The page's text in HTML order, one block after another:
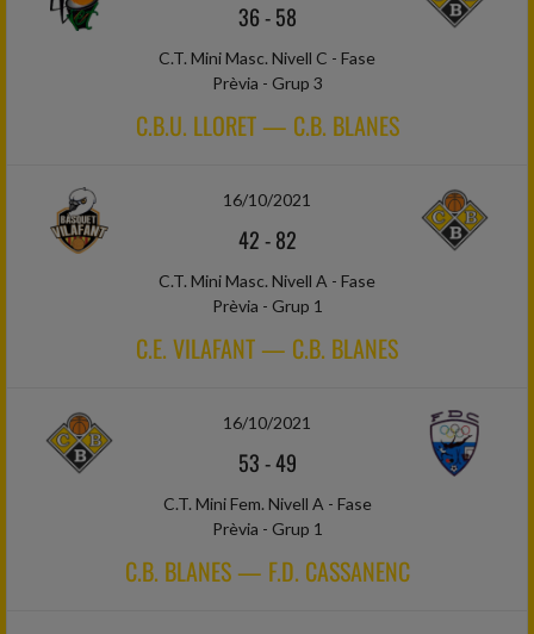
36-58
C.T. Mini Masc. Nivell C - Fase
Prèvia - Grup 3
C.B.U. LLORET — C.B. BLANES
16/10/2021
42-82
C.T. Mini Masc. Nivell A - Fase
Prèvia - Grup 1
C.E. VILAFANT — C.B. BLANES
16/10/2021
53-49
C.T. Mini Fem. Nivell A - Fase
Prèvia - Grup 1
C.B. BLANES — F.D. CASSANENC